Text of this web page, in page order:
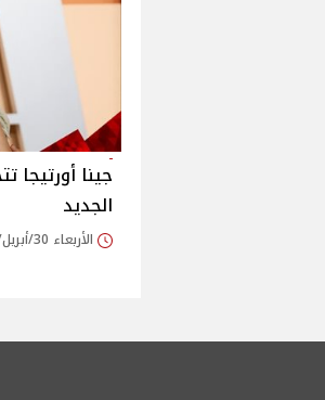
جينا أورتيجا
الجديد
الأربعاء 30/أبريل/2025 - 11:03 م